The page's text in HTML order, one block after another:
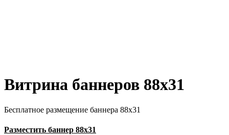
Витрина баннеров 88x31
Бесплатное размещение баннера 88х31
Разместить баннер 88х31